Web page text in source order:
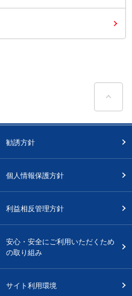
ペ
勧誘方針
個人情報保護方針
利益相反管理方針
安心・安全にご利用いただくため
の取り組み
サイト利用環境